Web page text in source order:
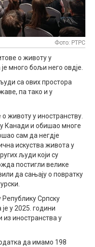
Фото: РТРС
о животу у
много бољи него овдје.
са ових простора
па тако и у
животу у иностранству.
Канади и обишао многе
сам да негдје
искуства живота у
људи који су
постигли велике
да сањају о повратку
Републику Српску
у 2025. години
из инoстранства у
да имамо 198